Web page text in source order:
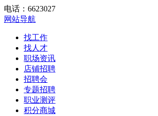
电话：6623027
网站导航
找工作
找人才
职场资讯
店铺招聘
招聘会
专题招聘
职业测评
积分商城